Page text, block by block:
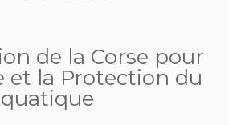
de la Corse pour
et la Protection du